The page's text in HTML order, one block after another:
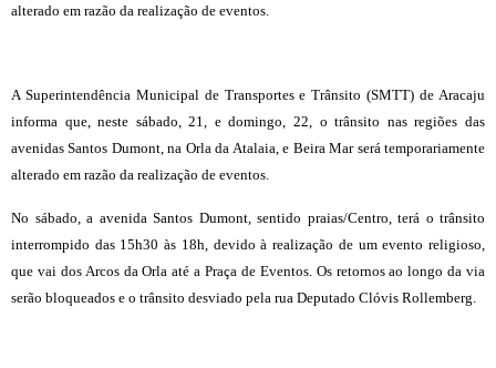
alterado em razão da realização de eventos.
A Superintendência Municipal de Transportes e Trânsito (SMTT) de Aracaju
informa que, neste sábado, 21, e domingo, 22, o trânsito nas regiões das
avenidas Santos Dumont, na Orla da Atalaia, e Beira Mar será temporariamente
alterado em razão da realização de eventos.
No sábado, a avenida Santos Dumont, sentido praias/Centro, terá o trânsito
interrompido das 15h30 às 18h, devido à realização de um evento religioso,
que vai dos Arcos da Orla até a Praça de Eventos. Os retornos ao longo da via
serão bloqueados e o trânsito desviado pela rua Deputado Clóvis Rollemberg.